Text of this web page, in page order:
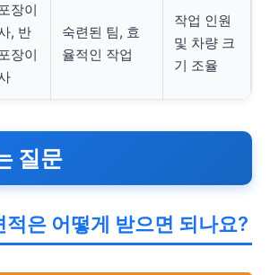
장이
, 반
장이
숙련된 팀, 효
율적인 작업
작업 인원
및 차량 크
기 조율
질문
적은 어떻게 받으면 되나요?